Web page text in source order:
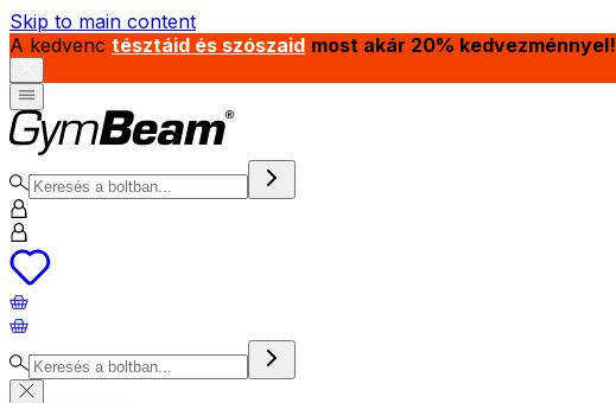
Skip to main content
A kedvenc tésztáid és szószaid most akár 20% kedvezménnyel!